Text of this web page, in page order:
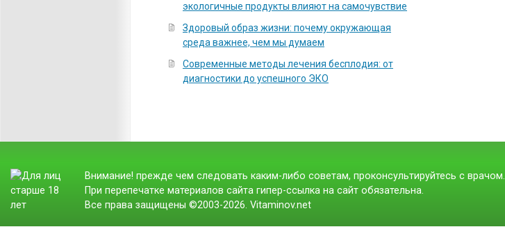
экологичные продукты влияют на самочувствие
Здоровый образ жизни: почему окружающая
среда важнее, чем мы думаем
Современные методы лечения бесплодия: от
диагностики до успешного ЭКО
Внимание! прежде чем следовать каким-либо советам, проконсультируйтесь с врачом.
При перепечатке материалов сайта гипер-ссылка на сайт обязательна.
Все права защищены ©2003-2026. Vitaminov.net